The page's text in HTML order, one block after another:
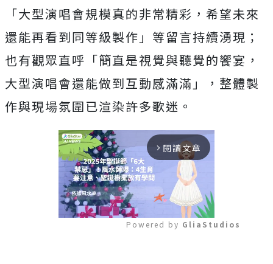
「大型演唱會規模真的非常精彩， 希望未來
還能再看到同等級製作」等留言持續湧現；
也有觀眾直呼「簡直是視覺與聽覺的饗宴，
大型演唱會還能做到互動感滿滿」， 整體製
作與現場氛圍已渲染許多歌迷。
arrow_forward_ios 閱讀文章
Powered by GliaStudios